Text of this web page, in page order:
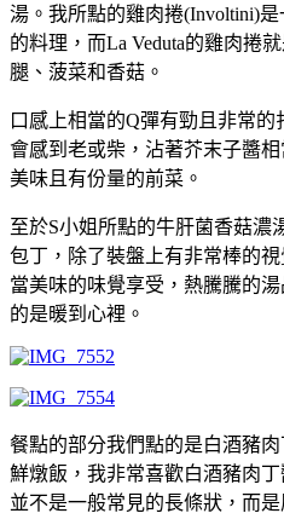
湯。我所點的雞肉捲(Involtini)
的料理，而La Veduta的雞肉捲
腿、菠菜和香菇。
口感上相當的Q彈有勁且非常
會感到老或柴，沾著芥末子醬
美味且有份量的前菜。
至於S小姐所點的牛肝菌香菇濃
包丁，除了裝盤上有非常棒的
當美味的味覺享受，熱騰騰的
的是暖到心裡。
餐點的部分我們點的是白酒豬
鮮燉飯，我非常喜歡白酒豬肉
並不是一般常見的長條狀，而